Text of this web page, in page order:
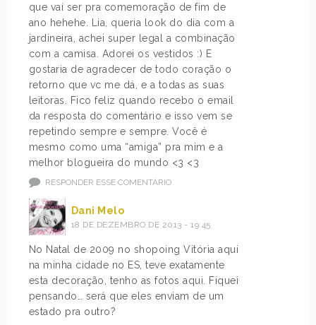
que vai ser pra comemoração de fim de
ano hehehe. Lia, queria look do dia com a
jardineira, achei super legal a combinação
com a camisa. Adorei os vestidos :) E
gostaria de agradecer de todo coração o
retorno que vc me dá, e a todas as suas
leitoras. Fico feliz quando recebo o email
da resposta do comentário e isso vem se
repetindo sempre e sempre. Você é
mesmo como uma “amiga” pra mim e a
melhor blogueira do mundo <3 <3
RESPONDER ESSE COMENTÁRIO
Dani Melo
18 DE DEZEMBRO DE 2013 - 19:45
No Natal de 2009 no shopoing Vitória aqui
na minha cidade no ES, teve exatamente
esta decoração, tenho as fotos aqui. Fiquei
pensando… será que eles enviam de um
estado pra outro?